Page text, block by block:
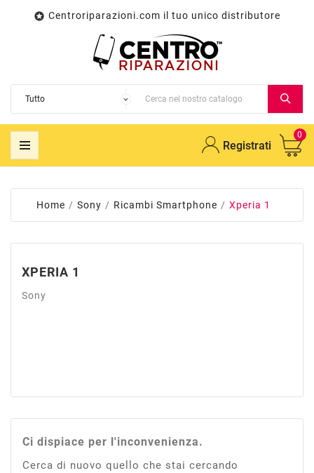
 Centroriparazioni.com il tuo unico distributore
Registrati
0
Home Sony Ricambi Smartphone Xperia 1
XPERIA 1
Sony
Ci dispiace per l'inconvenienza.
Cerca di nuovo quello che stai cercando